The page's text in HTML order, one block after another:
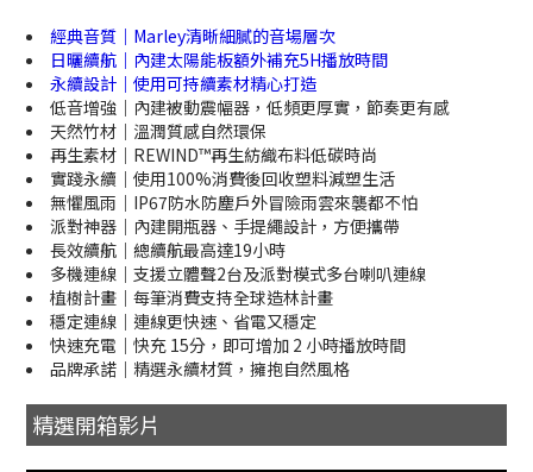
經典音質｜Marley清晰細膩的音場層次
日曬續航｜內建太陽能板額外補充5H播放時間
永續設計｜使用可持續素材精心打造
低音增強｜內建被動震幅器，低頻更厚實，節奏更有感
天然竹材｜溫潤質感自然環保
再生素材｜REWIND™再生紡織布料低碳時尚
實踐永續｜使用100%消費後回收塑料減塑生活
無懼風雨｜IP67防水防塵戶外冒險雨雲來襲都不怕
派對神器｜內建開瓶器、手提繩設計，方便攜帶
長效續航｜總續航最高達19小時
多機連線｜支援立體聲2台及派對模式多台喇叭連線
植樹計畫｜每筆消費支持全球造林計畫
穩定連線｜連線更快速、省電又穩定
快速充電｜快充 15分，即可增加 2 小時播放時間
品牌承諾｜精選永續材質，擁抱自然風格
精選開箱影片